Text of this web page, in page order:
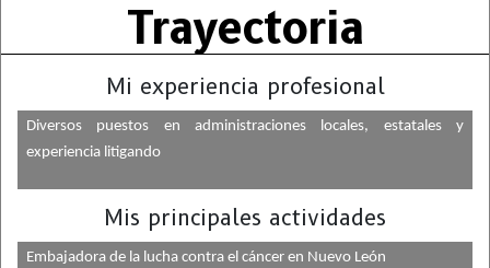
Trayectoria
Mi experiencia profesional
Diversos puestos en administraciones locales, estatales y
experiencia litigando
Mis principales actividades
Embajadora de la lucha contra el cáncer en Nuevo León